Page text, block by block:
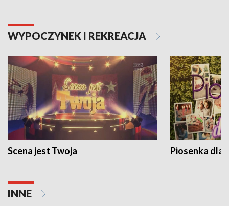
WYPOCZYNEK I REKREACJA
Scena jest Twoja Piosenka dla
INNE